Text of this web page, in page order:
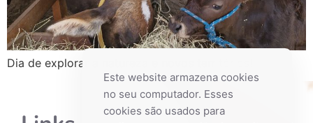
Dia de explorar a natureza e novos territórios!
Este website armazena cookies
no seu computador. Esses
cookies são usados ​​para